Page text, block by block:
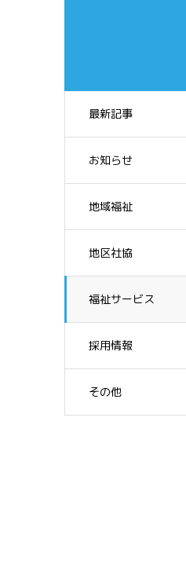
最新記事
お知らせ
地域福祉
地区社協
福祉サービス
採用情報
その他